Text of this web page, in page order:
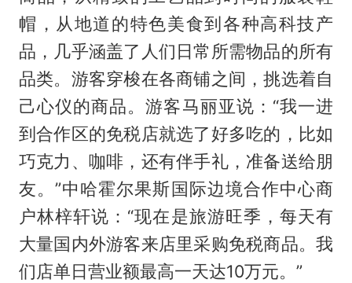
帽，从地道的特色美食到各种高科技产
品，几乎涵盖了人们日常所需物品的所有
品类。游客穿梭在各商铺之间，挑选着自
己心仪的商品。游客马丽亚说：“我一进
到合作区的免税店就选了好多吃的，比如
巧克力、咖啡，还有伴手礼，准备送给朋
友。”中哈霍尔果斯国际边境合作中心商
户林梓轩说：“现在是旅游旺季，每天有
大量国内外游客来店里采购免税商品。我
们店单日营业额最高一天达10万元。”